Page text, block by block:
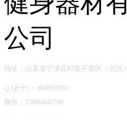
地址：山东省宁津县时集开发区（北区）
Q Q：894907004
微信：15806840790